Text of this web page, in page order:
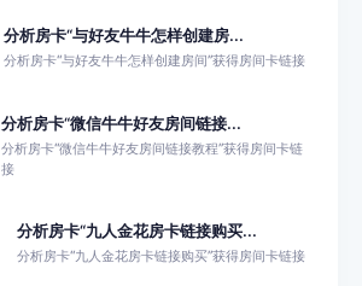
分析房卡“与好友牛牛怎样创建房...
分析房卡“与好友牛牛怎样创建房间”获得房间卡链接
分析房卡“微信牛牛好友房间链接...
分析房卡“微信牛牛好友房间链接教程”获得房间卡链
接
分析房卡“九人金花房卡链接购买...
分析房卡“九人金花房卡链接购买”获得房间卡链接